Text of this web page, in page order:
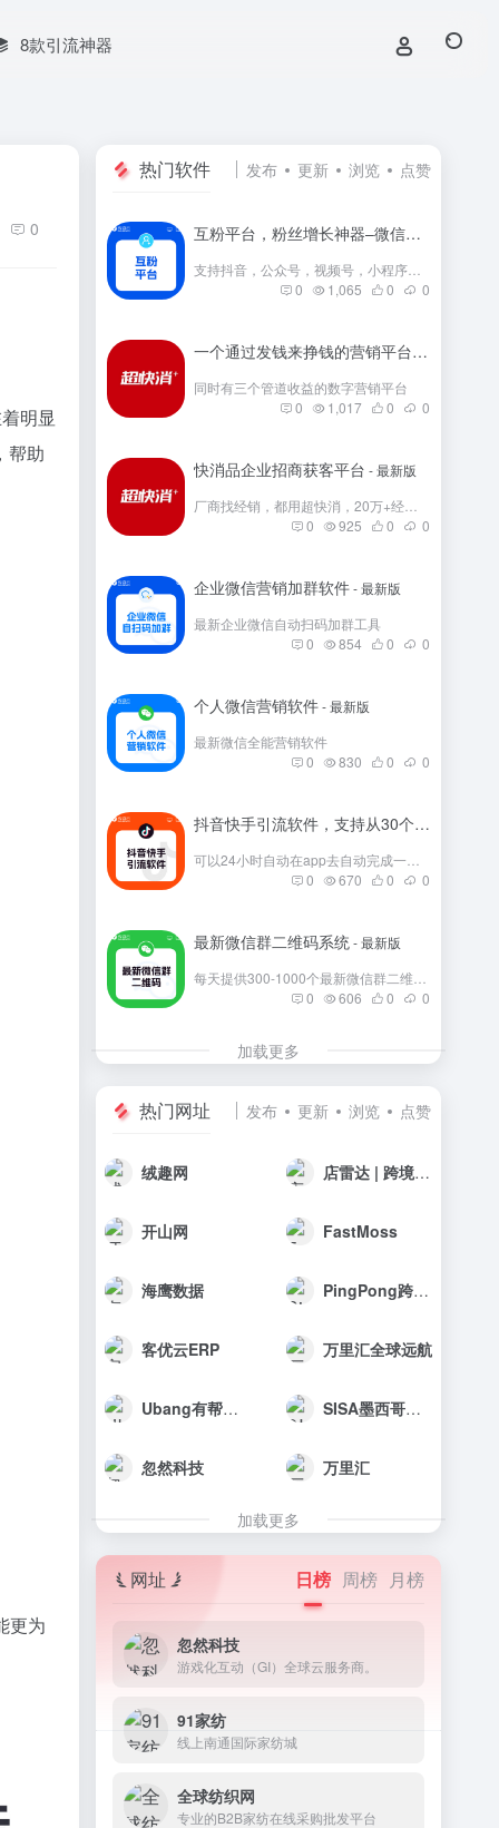
8款引流神器
0
明显
帮助
更为
热门软件 发布 更新 浏览 点赞
互粉平台，粉丝增长神器–微信群互粉|互粉大师|互粉软件|互粉平台|互关互粉|微信公众号互粉|互粉盒子|互粉大厅
0
1,065 0 0
一个通过发钱来挣钱的营销平台
- 最新版
同时有三个管道收益的数字营销平台
0
1,017 0 0
快消品企业招商获客平台 - 最新版
0
925 0 0
企业微信营销加群软件- 最新版
最新企业微信自动扫码加群工具
0
854 0 0
个人微信营销软件- 最新版
最新微信全能营销软件
0
830 0 0
抖音快手引流软件，支持从30个平台引流
0
670 0 0
最新微信群二维码系统- 最新版
0
606 0 0
加载更多
热门网址 发布 更新 浏览 点赞
绒趣网 店雷达 | 跨境选品工具
开山网 FastMoss
海鹰数据 PingPong跨境收款
客优云ERP 万里汇全球远航
Ubang有帮科技 SISA墨西哥海外仓
忽然科技 万里汇
加载更多
网址 日榜 周榜 月榜
忽然科技
游戏化互动（GI）全球云服务商。
91家纺
线上南通国际家纺城
全球纺织网
专业的B2B家纺在线采购批发平台